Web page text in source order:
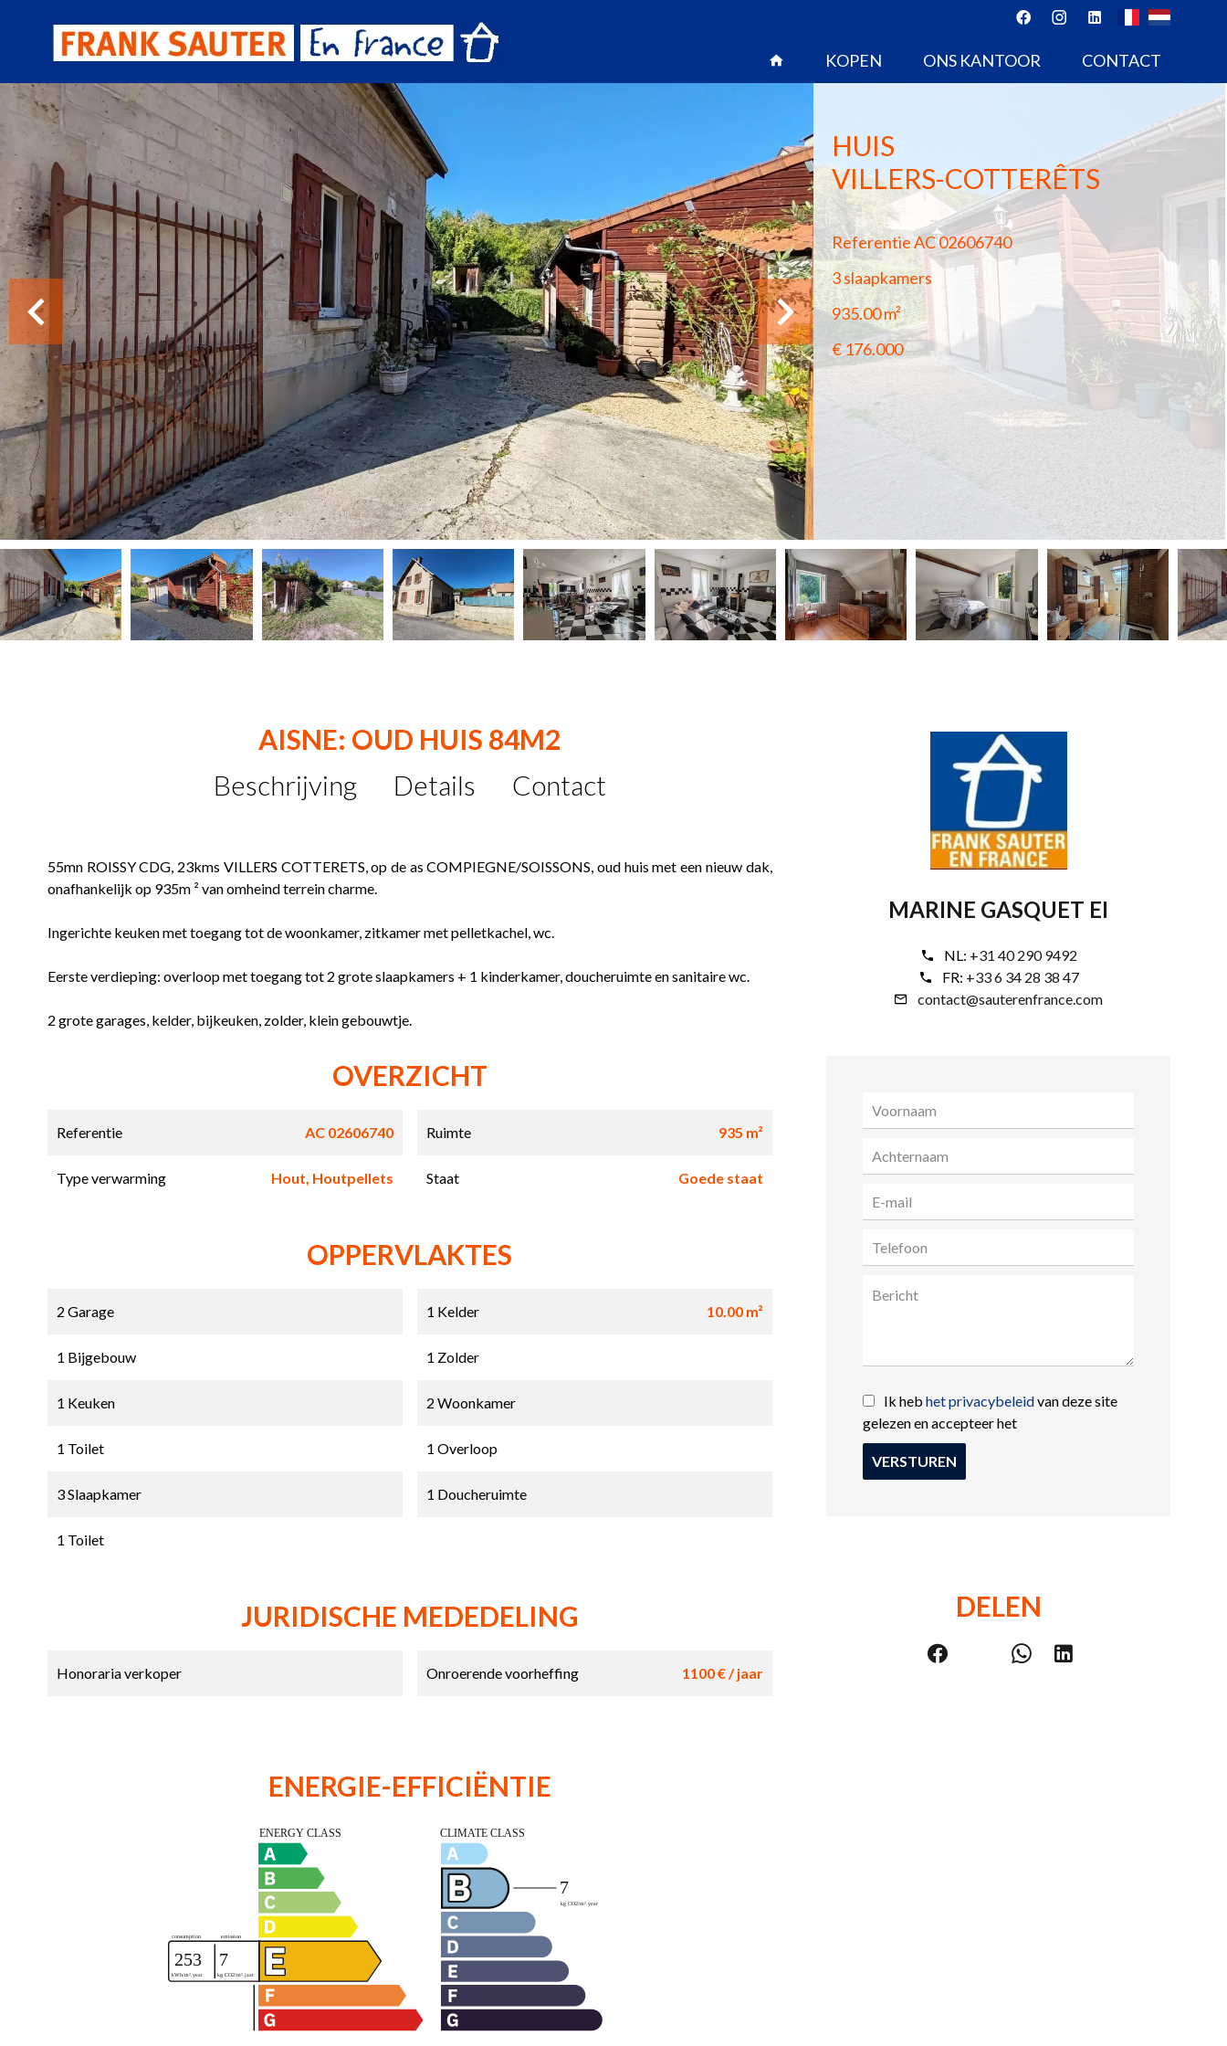
KOPEN ONS KANTOOR CONTACT
HUIS
VILLERS-COTTERÊTS
ReferentieAC 02606740
3 slaapkamers
935.00m²
€ 176.000
AISNE: OUD HUIS 84M2
Beschrijving
Details Contact
55mn ROISSY CDG, 23kms VILLERS COTTERETS, op de as COMPIEGNE/SOISSONS, oud huis met een nieuw dak,
onafhankelijk op 935m ² van omheind terrein charme.
Ingerichte keuken met toegang tot de woonkamer, zitkamer met pelletkachel, wc.
Eerste verdieping: overloop met toegang tot 2 grote slaapkamers + 1 kinderkamer, doucheruimte en sanitaire wc.
2 grote garages, kelder, bijkeuken, zolder, klein gebouwtje.
OVERZICHT
Referentie AC 02606740 Ruimte 935 m²
Type verwarming Hout, Houtpellets Staat Goede staat
OPPERVLAKTES
2 Garage 1 Kelder 10.00 m²
1 Bijgebouw 1 Zolder
1 Keuken 2 Woonkamer
1 Toilet 1 Overloop
3 Slaapkamer 1 Doucheruimte
1 Toilet
JURIDISCHE MEDEDELING
Honoraria verkoper Onroerende voorheffing 1100 € / jaar
ENERGIE-EFFICIËNTIE
MARINE GASQUET EI
NL: +31 40 290 9492
FR: +33 6 34 28 38 47
contact@sauterenfrance.com
Ik hebhet privacybeleidvan deze site
gelezen en accepteer het
VERSTUREN
DELEN